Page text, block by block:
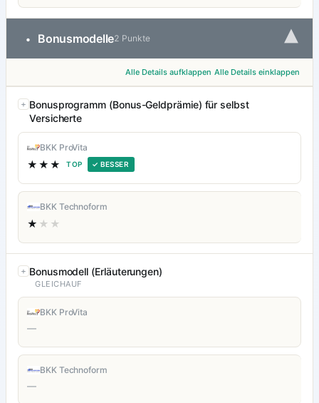
• Bonusmodelle2 Punkte ▾
Alle Details aufklappen Alle Details einklappen
Bonusprogramm (Bonus-Geldprämie) für selbst
Versicherte
BKK ProVita
★★★ TOP ✓ BESSER
BKK Technoform
★ ★★
Bonusmodell (Erläuterungen)
GLEICHAUF
BKK ProVita
—
BKK Technoform
—